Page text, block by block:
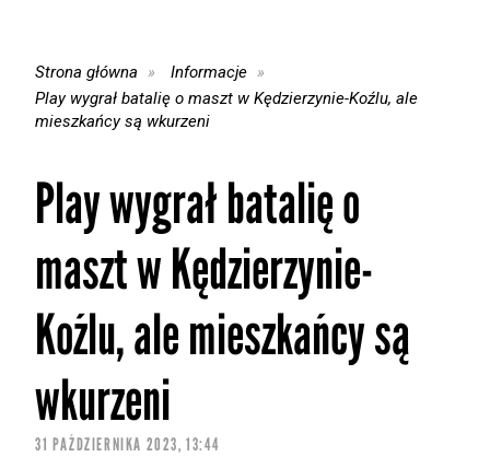
Strona główna
Informacje
Play wygrał batalię o maszt w Kędzierzynie-Koźlu, ale
mieszkańcy są wkurzeni
Play wygrał batalię o
maszt w Kędzierzynie-
Koźlu, ale mieszkańcy są
wkurzeni
31 PAŹDZIERNIKA 2023, 13:44